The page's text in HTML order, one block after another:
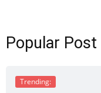
Popular Post
Trending: